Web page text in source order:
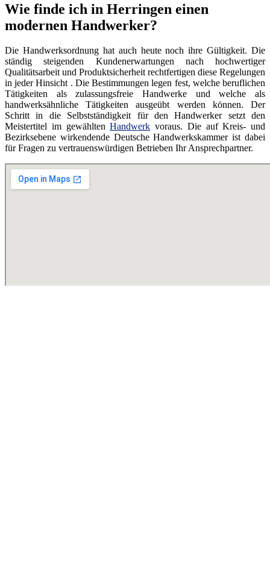
Wie finde ich in Herringen einen
modernen Handwerker?
Die Handwerksordnung hat auch heute noch ihre Gültigkeit. Die
ständig steigenden Kundenerwartungen nach hochwertiger
Qualitätsarbeit und Produktsicherheit rechtfertigen diese Regelungen
in jeder Hinsicht . Die Bestimmungen legen fest, welche beruflichen
Tätigkeiten als zulassungsfreie Handwerke und welche als
handwerksähnliche Tätigkeiten ausgeübt werden können. Der
Schritt in die Selbstständigkeit für den Handwerker setzt den
Meistertitel im gewähltenHandwerk voraus. Die auf Kreis- und
Bezirksebene wirkendende Deutsche Handwerkskammer ist dabei
für Fragen zu vertrauenswürdigen Betrieben Ihr Ansprechpartner.